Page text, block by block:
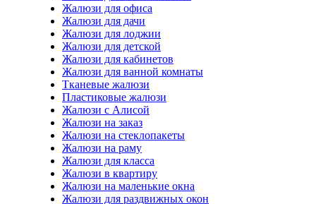
Жалюзи для офиса
Жалюзи для дачи
Жалюзи для лоджии
Жалюзи для детской
Жалюзи для кабинетов
Жалюзи для ванной комнаты
Тканевые жалюзи
Пластиковые жалюзи
Жалюзи с Алисой
Жалюзи на заказ
Жалюзи на стеклопакеты
Жалюзи на раму
Жалюзи для класса
Жалюзи в квартиру
Жалюзи на маленькие окна
Жалюзи для раздвижных окон